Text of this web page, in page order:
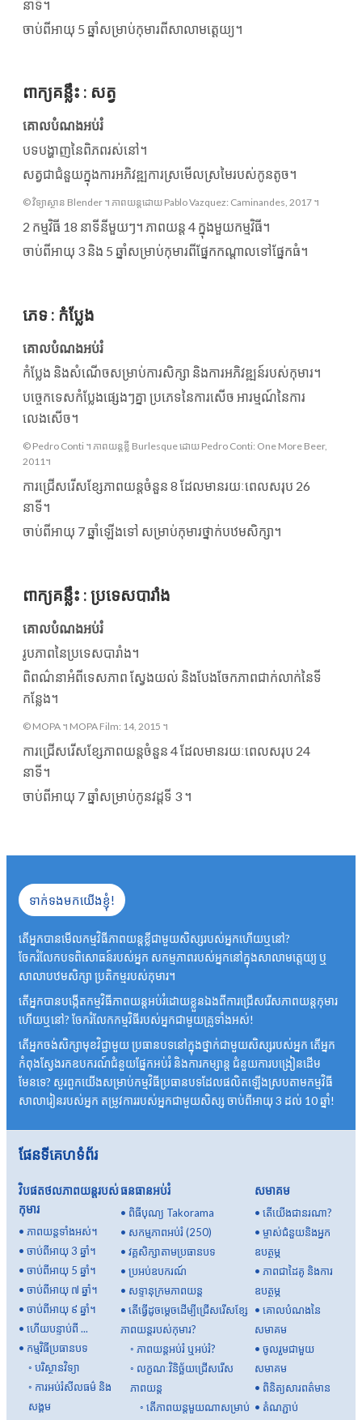
នាទី។
ចាប់ពីអាយុ 5 ឆ្នាំសម្រាប់កុមារពីសាលាមត្តេយ្យ។
ពាក្យគន្លឹះ : សត្វ
គោលបំណងអប់រំ
បទបង្ហាញនៃពិភពរស់នៅ។
សត្វ​ជា​ជំនួយ​ក្នុង​ការ​អភិវឌ្ឍ​ការ​ស្រមើល​ស្រមៃ​របស់​កូន​តូច។
© វិទ្យាស្ថាន Blender ។ ភាពយន្តដោយ Pablo Vazquez: Caminandes, 2017 ។
2 កម្មវិធី 18 នាទីនីមួយៗ។ ភាពយន្ត 4 ក្នុងមួយកម្មវិធី។
ចាប់ពីអាយុ 3 និង 5 ឆ្នាំសម្រាប់កុមារពីផ្នែកកណ្តាលទៅផ្នែកធំ។
ភេទ : កំប្លែង
គោលបំណងអប់រំ
កំប្លែង និងសំណើចសម្រាប់ការសិក្សា និងការអភិវឌ្ឍន៍របស់កុមារ។
បច្ចេកទេសកំប្លែងផ្សេងៗគ្នា ប្រភេទនៃការសើច អារម្មណ៍នៃការ
លេងសើច។
© Pedro Conti ។ ភាពយន្តខ្លី Burlesque ដោយ Pedro Conti: One More Beer,
2011។
ការជ្រើសរើសខ្សែភាពយន្តចំនួន 8 ដែលមានរយៈពេលសរុប 26
នាទី។
ចាប់ពីអាយុ 7 ឆ្នាំឡើងទៅ សម្រាប់កុមារថ្នាក់បឋមសិក្សា។
ពាក្យគន្លឹះ : ប្រទេសបារាំង
គោលបំណងអប់រំ
រូបភាពនៃប្រទេសបារាំង។
ពិពណ៌នាអំពីទេសភាព ស្វែងយល់ និងបែងចែកភាពជាក់លាក់នៃទី
កន្លែង។
© MOPA ។ MOPA Film: 14, 2015 ។
ការជ្រើសរើសខ្សែភាពយន្តចំនួន 4 ដែលមានរយៈពេលសរុប 24
នាទី។
ចាប់ពីអាយុ 7 ឆ្នាំសម្រាប់កូនវដ្តទី 3 ។
ទាក់ទងមកយើងខ្ញុំ!
តើអ្នកបានមើលកម្មវិធីភាពយន្តខ្លីជាមួយសិស្សរបស់អ្នកហើយឬនៅ?
ចែករំលែកបទពិសោធន៍របស់អ្នក សកម្មភាពរបស់អ្នកនៅក្នុងសាលាមត្តេយ្យ ឬ
សាលាបឋមសិក្សា ប្រតិកម្មរបស់កុមារ។
តើអ្នកបានបង្កើតកម្មវិធីភាពយន្តអប់រំដោយខ្លួនឯងពីការជ្រើសរើសភាពយន្តកុមារ
ហើយឬនៅ? ចែករំលែកកម្មវិធីរបស់អ្នកជាមួយគ្រូទាំងអស់!
តើអ្នកចង់សិក្សាមុខវិជ្ជាមួយ ប្រធានបទនៅក្នុងថ្នាក់ជាមួយសិស្សរបស់អ្នក តើអ្នក
កំពុងស្វែងរកឧបករណ៍ជំនួយផ្នែកអប់រំ និងការកម្សាន្ត ជំនួយការបង្រៀនដើម
មែនទេ? សួរពួកយើងសម្រាប់កម្មវិធីប្រធានបទដែលផលិតឡើងស្របតាមកម្មវិធី
សាលារៀនរបស់អ្នក តម្រូវការរបស់អ្នកជាមួយសិស្ស ចាប់ពីអាយុ 3 ដល់ 10 ឆ្នាំ!
ផែនទីគេហទំព័រ
វិបផតថលភាពយន្តរបស់
កុមារ
• ភាពយន្តទាំងអស់។
• ចាប់ពីអាយុ 3 ឆ្នាំ។
• ចាប់ពីអាយុ 5 ឆ្នាំ។
• ចាប់ពីអាយុ ៧ ឆ្នាំ។
• ចាប់ពីអាយុ ៩ ឆ្នាំ។
• ហើយបន្ទាប់ពី ...
• កម្មវិធីប្រធានបទ
◦ បរិស្ថានវិទ្យា
◦ ការអប់រំសីលធម៌ និង
សង្គម
ធនធានអប់រំ
• ពិធីបុណ្យ Takorama
• សកម្មភាពអប់រំ (250)
• វគ្គសិក្សាតាមប្រធានបទ
• ប្រអប់ឧបករណ៍
• សទ្ទានុក្រមភាពយន្ត
• តើធ្វើដូចម្តេចដើម្បីជ្រើសរើសខ្សែ
ភាពយន្តរបស់កុមារ?
◦ ភាពយន្តអប់រំ ឬអប់រំ?
◦ លក្ខណៈវិនិច្ឆ័យជ្រើសរើស
ភាពយន្ត
◦ តើ​ភាពយន្ត​មួយ​ណា​សម្រាប់​
សមាគម
•តើយើងជានរណា?
•ម្ចាស់ជំនួយនិងអ្នក
ឧបត្ថម្ភ
•ភាពជាដៃគូ និងការ
ឧបត្ថម្ភ
•គោលបំណងនៃ
សមាគម
•ចូលរួមជាមួយ
សមាគម
• ពិនិត្យសារពត៌មាន
• តំណភ្ជាប់